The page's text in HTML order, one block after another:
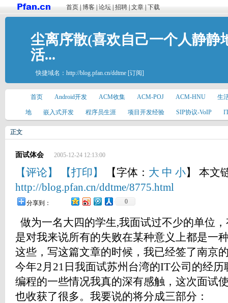
首页 博客 论坛 招聘 文章 下载
尘离序散(喜欢自己一个人静静
活...
快捷域名： http://blog.pfan.cn/ddtme [订阅]
首页 Android开发 ACM收集 ACM-POJ ACM-HNU 生
地 嵌入式开发 程序员生涯 项目开发经验 SIP协议-VoIP
正文
面试体会 2005-12-24 12:13:00
【评论】 【打印】 【字体： 大 中 小】 本文
http://blog.pfan.cn/ddtme/8775.html
分享到： 0
做为一名大四的学生,我面试过不少的单位
是对我来说所有的失败在某种意义上都是一
这些，写这篇文章的时候，我已经签了南京
今年2月21日我面试苏州台湾的IT公司的
编程的一些情况我真的深有感触，这次面试
也收获了很多。我要说的将分成三部分：